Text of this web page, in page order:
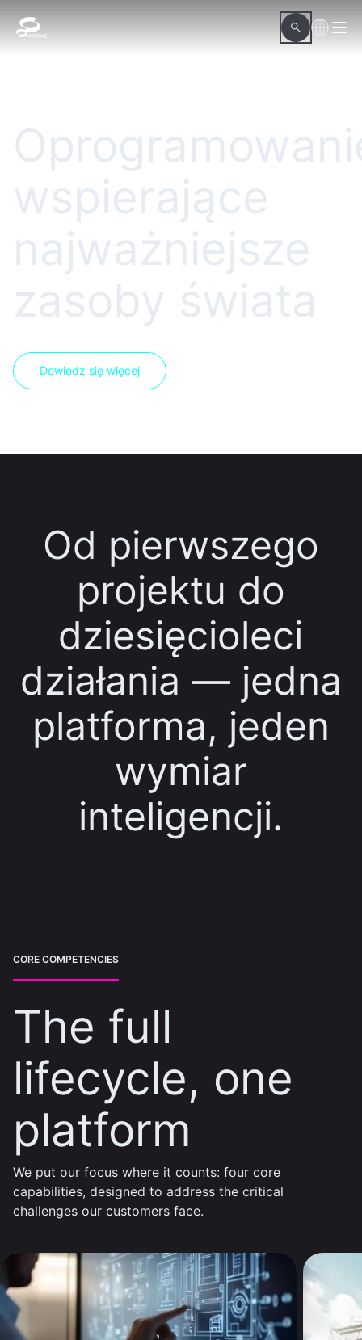
wspierające
najważniejsze
zasoby świata
Dowiedz się więcej
Od pierwszego
projektu do
dziesięcioleci
działania — jedna
platforma, jeden
wymiar
inteligencji.
CORE COMPETENCIES
The full
lifecycle, one
platform
We put our focus where it counts: four core
capabilities, designed to address the critical
challenges our customers face.